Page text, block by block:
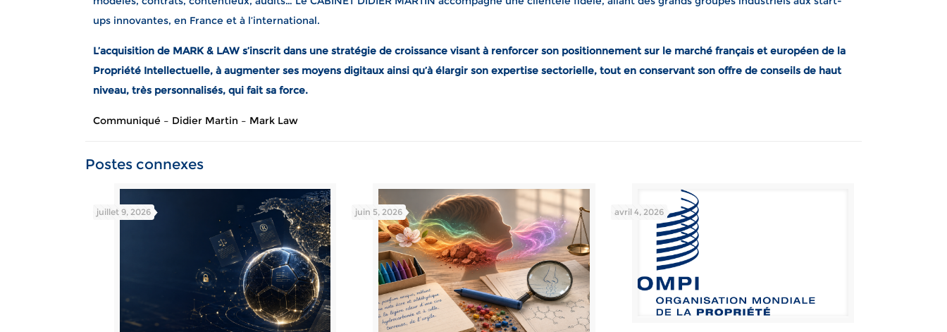
ups innovantes, en France et à l’international.
L’acquisition de MARK & LAW s’inscrit dans une stratégie de croissance visant à renforcer son positionnement sur le marché français et européen de la
Propriété Intellectuelle, à augmenter ses moyens digitaux ainsi qu’à élargir son expertise sectorielle, tout en conservant son offre de conseils de haut
niveau, très personnalisés, qui fait sa force.
Communiqué – Didier Martin – Mark Law
Postes connexes
juillet 9, 2026 juin 5, 2026 avril 4, 2026